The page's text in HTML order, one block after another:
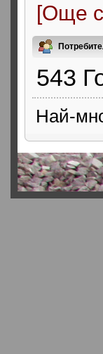
[Още
543
Най-